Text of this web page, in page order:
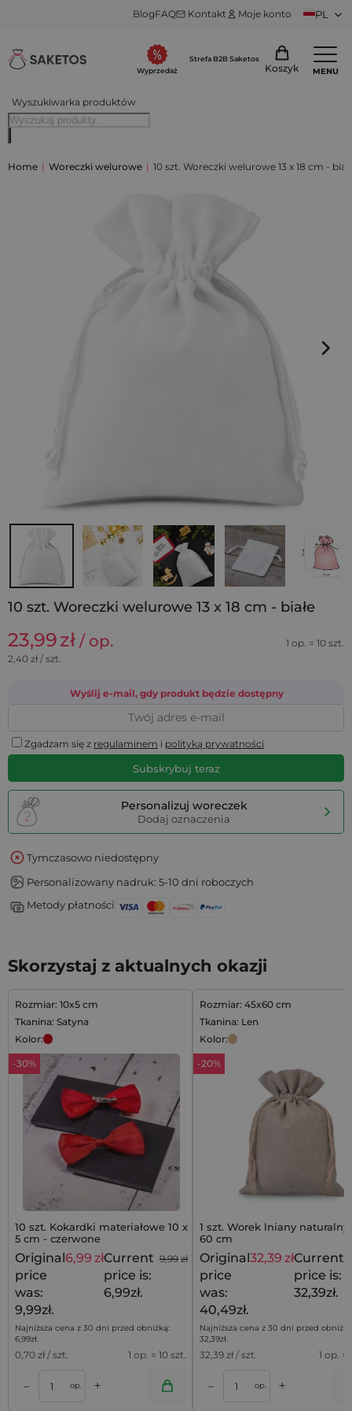
BlogFAQ Kontakt Moje konto PL
Wyszukiwarka produktów
Wyprzedaż
Strefa B2B Saketos
Koszyk MENU
Home | Woreczki welurowe | 10 szt. Woreczki welurowe 13 x 18 cm -
10 szt. Woreczki welurowe 13 x 18 cm - białe
23,99zł / op.
1 op. = 10 szt.
2,40 zł / szt.
Wyślij e-mail, gdy produkt będzie dostępny
Zgadzam się z regulaminem i polityką prywatności
Subskrybuj teraz
Personalizuj woreczek
Dodaj oznaczenia
Tymczasowo niedostępny
Personalizowany nadruk: 5-10 dni roboczych
Metody płatności
Skorzystaj z aktualnych okazji
Rozmiar: 10x5 cm
Tkanina: Satyna
Kolor:
-30%
10 szt. Kokardki materiałowe 10 x
5 cm - czerwone
9,99 zł
Original
price
was:
9,99zł.
6,99 złCurrent
price is:
6,99zł.
Najniższa cena z 30 dni przed obniżką:
6,99zł.
0,70 zł / szt. 1 op. = 10 szt.
– op. +
Rozmiar: 45x60 cm
Tkanina: Len
Kolor:
-20%
1 szt. Worek lniany naturalny
60 cm
Original
price
was:
40,49zł.
32,39 złCurrent
price is:
32,39zł.
Najniższa cena z 30 dni przed
32,39zł.
32,39 zł / szt. 1 op. =
– op. +
Dodaj do koszyka